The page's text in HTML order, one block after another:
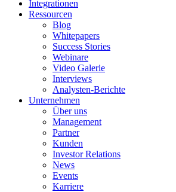
Integrationen
Ressourcen
Blog
Whitepapers
Success Stories
Webinare
Video Galerie
Interviews
Analysten-Berichte
Unternehmen
Über uns
Management
Partner
Kunden
Investor Relations
News
Events
Karriere